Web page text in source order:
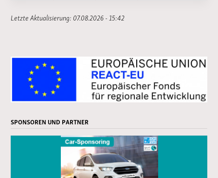
Letzte Aktualisierung: 07.08.2026 - 15:42
SPONSOREN UND PARTNER